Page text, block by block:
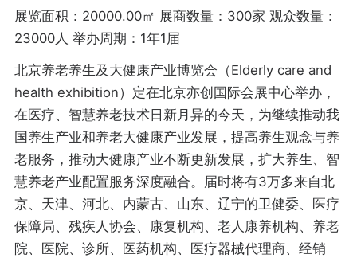
展览面积：20000.00㎡ 展商数量：300家 观众数量：
23000人 举办周期：1年1届
北京养老养生及大健康产业博览会（Elderly care and
health exhibition）定在北京亦创国际会展中心举办，
在医疗、智慧养老技术日新月异的今天，为继续推动我
国养生产业和养老大健康产业发展，提高养生观念与养
老服务，推动大健康产业不断更新发展，扩大养生、智
慧养老产业配置服务深度融合。届时将有3万多来自北
京、天津、河北、内蒙古、山东、辽宁的卫健委、医疗
保障局、残疾人协会、康复机构、老人康养机构、养老
院、医院、诊所、医药机构、医疗器械代理商、经销